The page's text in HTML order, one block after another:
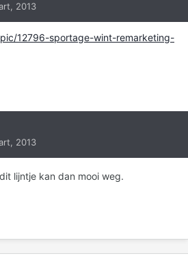
2013
12796-sportage-wint-remarketing-
2013
lijntje kan dan mooi weg.